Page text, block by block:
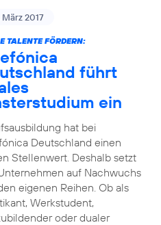
März 2017
TALENTE FÖRDERN:
führt
ein
hat bei
Deutschland einen
Stellenwert. Deshalb setzt
auf Nachwuchs
eigenen Reihen. Ob als
Werkstudent,
oder dualer